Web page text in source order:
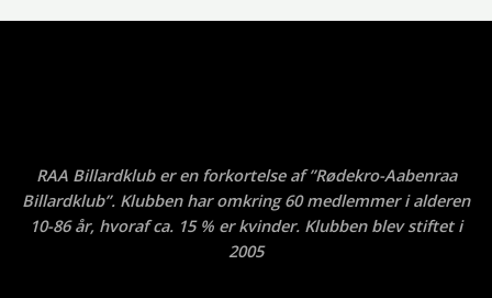
RAA Billardklub er en forkortelse af ”Rødekro-Aabenraa
Billardklub”. Klubben har omkring 60 medlemmer i alderen
10-86 år, hvoraf ca. 15 % er kvinder. Klubben blev stiftet i
2005